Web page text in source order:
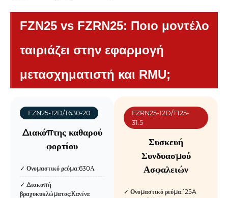
FZN25 vs FZRN25: Ποιο μοντέλο
ταιριάζει στην εφαρμογή
μετασχηματιστή και RMU;
FZN25-12D/T630-20
Διακόπτης καθαρού
φορτίου
✓Ονομαστικό ρεύμα:630Α
✓Διακοπή
βραχυκυκλώματος:Κανένα
FZRN25-12D/T125-
31.5
Συσκευή
Συνδυασμού
Ασφαλειών
✓Ονομαστικό ρεύμα:125A